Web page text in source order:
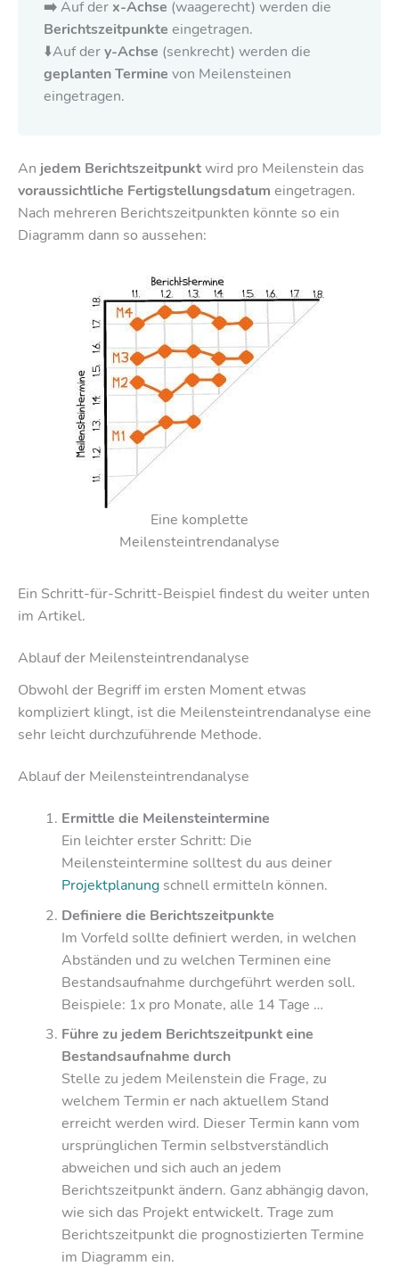
➡️Auf der x-Achse (waagerecht) werden die
Berichtszeitpunkte eingetragen.
⬇️Auf dery-Achse (senkrecht) werden die
geplanten Termine von Meilensteinen
eingetragen.
An jedem Berichtszeitpunktwird pro Meilenstein das
voraussichtliche Fertigstellungsdatum eingetragen.
Nach mehreren Berichtszeitpunkten könnte so ein
Diagramm dann so aussehen:
Eine komplette
Meilensteintrendanalyse
Ein Schritt-für-Schritt-Beispiel findest du weiter unten
im Artikel.
Ablauf der Meilensteintrendanalyse
Obwohl der Begriff im ersten Moment etwas
kompliziert klingt, ist die Meilensteintrendanalyse eine
sehr leicht durchzuführende Methode.
Ablauf der Meilensteintrendanalyse
Ermittle die Meilensteintermine
Ein leichter erster Schritt: Die
Meilensteintermine solltest du aus deiner
Projektplanung schnell ermitteln können.
Definiere die Berichtszeitpunkte
Im Vorfeld sollte definiert werden, in welchen
Abständen und zu welchen Terminen eine
Bestandsaufnahme durchgeführt werden soll.
Beispiele: 1x pro Monate, alle 14 Tage …
Führe zu jedem Berichtszeitpunkt eine
Bestandsaufnahme durch
Stelle zu jedem Meilenstein die Frage, zu
welchem Termin er nach aktuellem Stand
erreicht werden wird. Dieser Termin kann vom
ursprünglichen Termin selbstverständlich
abweichen und sich auch an jedem
Berichtszeitpunkt ändern. Ganz abhängig davon,
wie sich das Projekt entwickelt. Trage zum
Berichtszeitpunkt die prognostizierten Termine
im Diagramm ein.